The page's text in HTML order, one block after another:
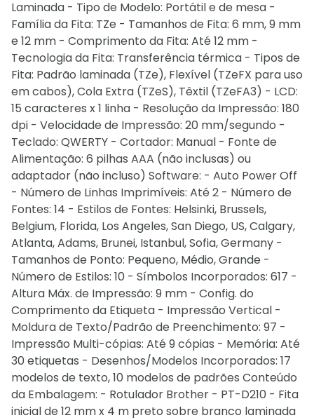
Laminada - Tipo de Modelo: Portátil e de mesa -
Família da Fita: TZe - Tamanhos de Fita: 6 mm, 9 mm
e 12 mm - Comprimento da Fita: Até 12 mm -
Tecnologia da Fita: Transferência térmica - Tipos de
Fita: Padrão laminada (TZe), Flexível (TZeFX para uso
em cabos), Cola Extra (TZeS), Têxtil (TZeFA3) - LCD:
15 caracteres x 1 linha - Resolução da Impressão: 180
dpi - Velocidade de Impressão: 20 mm/segundo -
Teclado: QWERTY - Cortador: Manual - Fonte de
Alimentação: 6 pilhas AAA (não inclusas) ou
adaptador (não incluso) Software: - Auto Power Off
- Número de Linhas Imprimíveis: Até 2 - Número de
Fontes: 14 - Estilos de Fontes: Helsinki, Brussels,
Belgium, Florida, Los Angeles, San Diego, US, Calgary,
Atlanta, Adams, Brunei, Istanbul, Sofia, Germany -
Tamanhos de Ponto: Pequeno, Médio, Grande -
Número de Estilos: 10 - Símbolos Incorporados: 617 -
Altura Máx. de Impressão: 9 mm - Config. do
Comprimento da Etiqueta - Impressão Vertical -
Moldura de Texto/Padrão de Preenchimento: 97 -
Impressão Multi-cópias: Até 9 cópias - Memória: Até
30 etiquetas - Desenhos/Modelos Incorporados: 17
modelos de texto, 10 modelos de padrões Conteúdo
da Embalagem: - Rotulador Brother - PT-D210 - Fita
inicial de 12 mm x 4 m preto sobre branco laminada